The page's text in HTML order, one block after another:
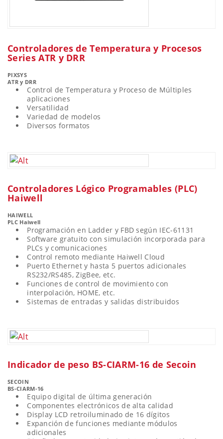
Controladores de Temperatura y Procesos
Series ATR y DRR
PIXSYS
ATR y DRR
Control de Temperatura y Proceso de Múltiples
aplicaciones
Versatilidad
Variedad de modelos
Diversos formatos
Controladores Lógico Programables (PLC)
Haiwell
HAIWELL
PLC Haiwell
Programación en Ladder y FBD según IEC-61131
Software gratuito con simulación incorporada para
PLCs y comunicaciones
Control remoto mediante Haiwell Cloud
Puerto Ethernet y hasta 5 puertos adicionales
RS232/RS485, ZigBee, etc.
Funciones de control de movimiento con
interpolación, HOME, etc.
Sistemas de entradas y salidas distribuidos
Indicador de peso BS-CIARM-16 de Secoin
SECOIN
BS-CIARM-16
Equipo digital de última generación
Componentes electrónicos de alta calidad
Display LCD retroiluminado de 16 dígitos
Expanción de funciones mediante módulos
adicionales